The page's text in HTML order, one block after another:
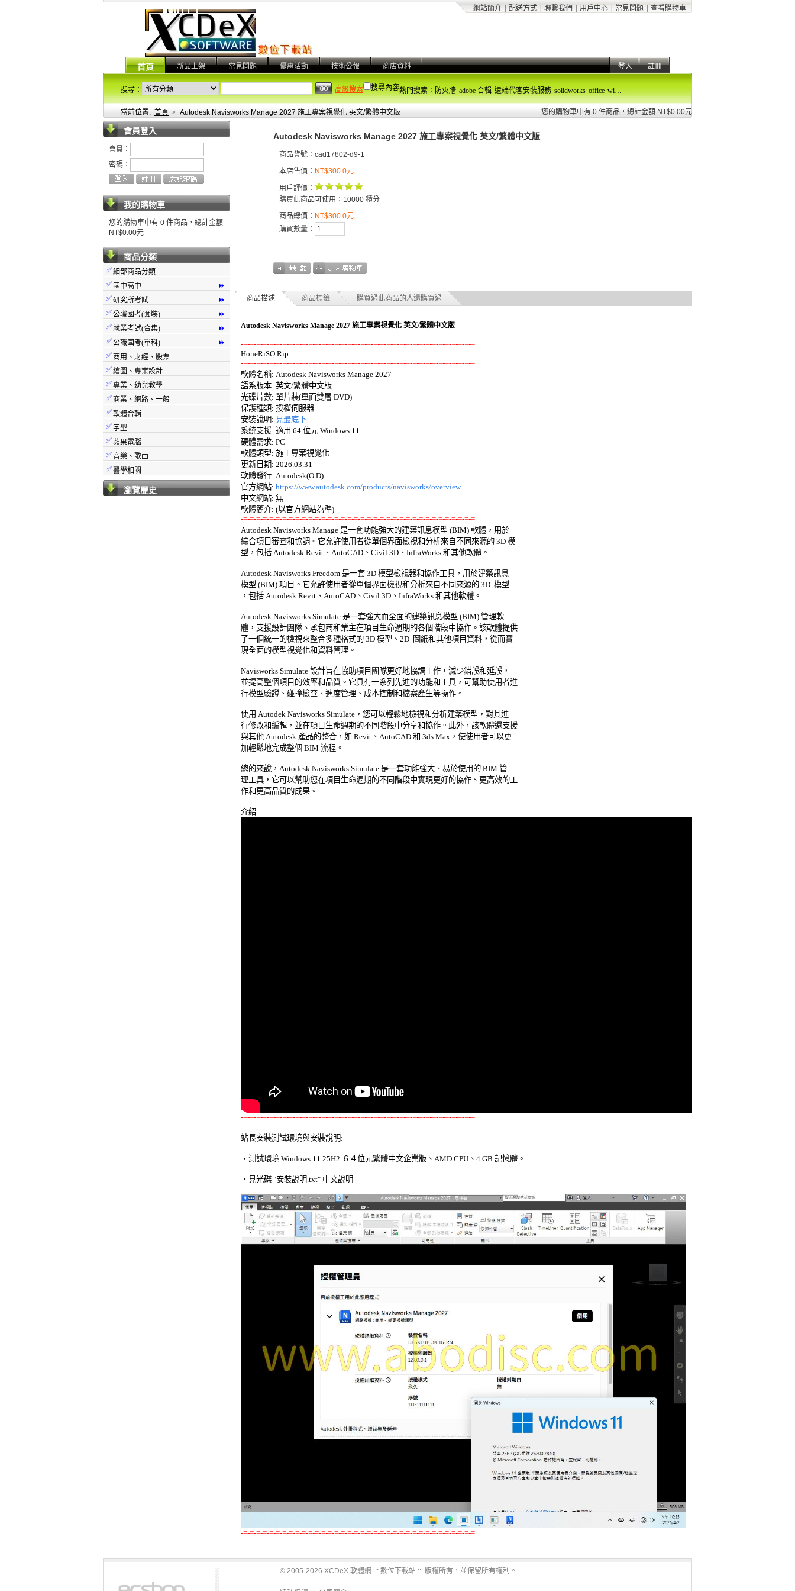
網站簡介 配送方式 聯繫我們 用戶中心 常見問題 查看購物車
首頁 新品上架 常見問題 優惠活動 技術公報 商店資料 登入 註冊
熱門搜索：防火牆 adobe 合輯 遠端代客安裝服務 solidworks office windows 11
搜尋： 搜尋內容
高級搜索
當前位置: 首頁 > Autodesk Navisworks Manage 2027 施工專案視覺化 英文/繁體中文版 您的購物車中有 0 件商品，總計金額 NT$0.00元
會員登入
會員：
密碼：
我的購物車
您的購物車中有 0 件商品，總計金額
NT$0.00元
商品分類
✅細部商品分類
⏩
✅ 國中高中
⏩
✅研究所考試
⏩
✅公職國考(套裝)
⏩
✅就業考試(合集)
⏩
✅公職國考(單科)
✅ 商用、財經、股票
✅繪圖、專業設計
✅專業、幼兒教學
✅ 商業、網路、一般
✅軟體合輯
✅字型
✅蘋果電腦
✅音樂、歌曲
✅醫學相關
瀏覽歷史
Autodesk Navisworks Manage 2027 施工專案視覺化 英文/繁體中文版
商品貨號：cad17802-d9-1
本店售價： NT$300.0元
用戶評價：
購買此商品可使用：10000 積分
商品總價： NT$300.0元
購買數量：
商品描述 商品標籤 購買過此商品的人還購買過
Autodesk Navisworks Manage 2027 施工專案視覺化 英文/繁體中文版
-=-=-=-=-=-=-=-=-=-=-=-=-=-=-=-=-=-=-=-=-=-=-=-=-=-=-=-=-=-=-=-=-=-=-=-=
-=-=-=-=-=-=-=-=-=-=-=-=-=-=-=-=-=-=-=-=-=-=-=-=-=-=-=-=-=-=-=-=-=-=-=-=
軟體名稱: Autodesk Navisworks Manage 2027
語系版本: 英文/繁體中文版
光碟片數: 單片裝(單面雙層 DVD)
保護種類: 授權伺服器
安裝說明: 見最底下
系統支援: 適用 64 位元 Windows 11
硬體需求: PC
軟體類型: 施工專案視覺化
更新日期: 2026.03.31
軟體發行: Autodesk(O.D)
官方網站: https://www.autodesk.com/products/navisworks/overview
中文網站: 無
-=-=-=-=-=-=-=-=-=-=-=-=-=-=-=-=-=-=-=-=-=-=-=-=-=-=-=-=-=-=-=-=-=-=-=-=
Autodesk Navisworks Manage 是一套功能強大的建築訊息模型 (BIM) 軟體，用於
綜合項目審查和協調。它允許使用者從單個界面檢視和分析來自不同來源的 3D 模
型，包括 Autodesk Revit、AutoCAD、Civil 3D、InfraWorks 和其他軟體。
Autodesk Navisworks Freedom 是一套 3D 模型檢視器和協作工具，用於建築訊息
模型 (BIM) 項目。它允許使用者從單個界面檢視和分析來自不同來源的 3D  模型
，包括 Autodesk Revit、AutoCAD、Civil 3D、InfraWorks 和其他軟體。
Autodesk Navisworks Simulate 是一套強大而全面的建築訊息模型 (BIM) 管理軟
體，支援設計團隊、承包商和業主在項目生命週期的各個階段中協作。該軟體提供
了一個統一的檢視來整合多種格式的 3D 模型、2D  圖紙和其他項目資料，從而實
現全面的模型視覺化和資料管理。
Navisworks Simulate 設計旨在協助項目團隊更好地協調工作，減少錯誤和延誤，
並提高整個項目的效率和品質。它具有一系列先進的功能和工具，可幫助使用者進
行模型驗證、碰撞檢查、進度管理、成本控制和檔案產生等操作。
使用 Autodek Navisworks Simulate，您可以輕鬆地檢視和分析建築模型，對其進
行修改和編輯，並在項目生命週期的不同階段中分享和協作。此外，該軟體還支援
與其他 Autodesk 產品的整合，如 Revit、AutoCAD 和 3ds Max，使使用者可以更
加輕鬆地完成整個 BIM 流程。
總的來說，Autodesk Navisworks Simulate 是一套功能強大、易於使用的 BIM 管
理工具，它可以幫助您在項目生命週期的不同階段中實現更好的協作、更高效的工
作和更高品質的成果。
-=-=-=-=-=-=-=-=-=-=-=-=-=-=-=-=-=-=-=-=-=-=-=-=-=-=-=-=-=-=-=-=-=-=-=-=
站長安裝測試環境與安裝說明:
-=-=-=-=-=-=-=-=-=-=-=-=-=-=-=-=-=-=-=-=-=-=-=-=-=-=-=-=-=-=-=-=-=-=-=-=
‧測試環境 Windows 11.25H2 ６４位元繁體中文企業版、AMD CPU、4 GB 記憶體。
‧見光碟 "安裝說明.txt" 中文說明
-=-=-=-=-=-=-=-=-=-=-=-=-=-=-=-=-=-=-=-=-=-=-=-=-=-=-=-=-=-=-=-=-=-=-=-=
© 2005-2026 XCDeX 軟體網 .:: 數位下載站 ::. 版權所有，並保留所有權利。